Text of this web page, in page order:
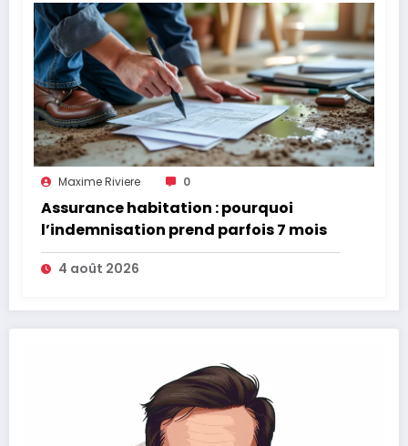
Maxime Riviere 0
Assurance habitation : pourquoi
l’indemnisation prend parfois 7 mois
4 août 2026